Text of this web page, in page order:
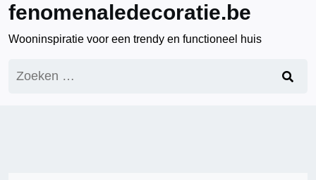
fenomenaledecoratie.be
Wooninspiratie voor een trendy en functioneel huis
naar: